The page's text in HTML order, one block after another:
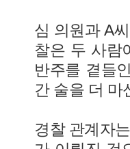
심 의원과 A
찰은 두 사람
반주를 곁들
간 술을 더 마
경찰 관계자